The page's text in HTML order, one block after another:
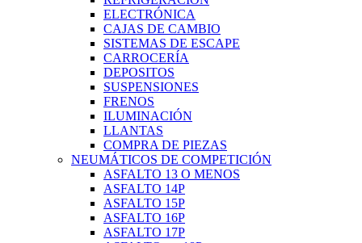
ELECTRÓNICA
CAJAS DE CAMBIO
SISTEMAS DE ESCAPE
CARROCERÍA
DEPOSITOS
SUSPENSIONES
FRENOS
ILUMINACIÓN
LLANTAS
COMPRA DE PIEZAS
NEUMÁTICOS DE COMPETICIÓN
ASFALTO 13 O MENOS
ASFALTO 14P
ASFALTO 15P
ASFALTO 16P
ASFALTO 17P